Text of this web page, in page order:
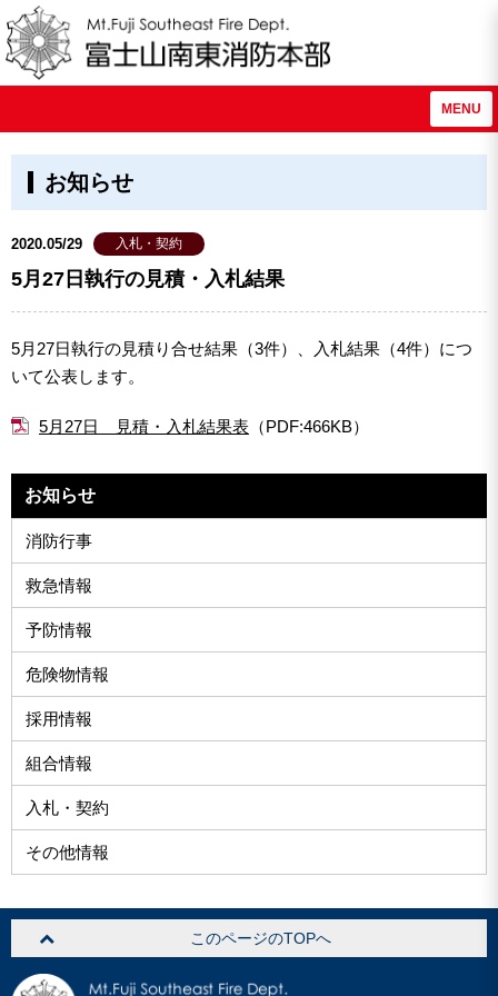
MENU
お知らせ
2020.05/29 入札・契約
5月27日執行の見積・入札結果
5月27日執行の見積り合せ結果（3件）、入札結果（4件）につ
いて公表します。
5月27日 見積・入札結果表 （PDF:466KB）
お知らせ
消防行事
救急情報
予防情報
危険物情報
採用情報
組合情報
入札・契約
その他情報
このページのTOPへ